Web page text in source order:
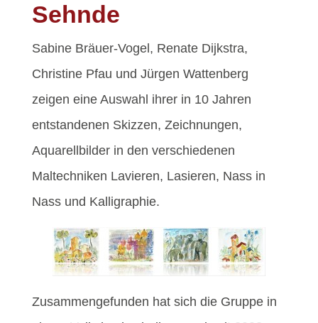
Sehnde
Sabine Bräuer-Vogel, Renate Dijkstra,
Christine Pfau und Jürgen Wattenberg
zeigen eine Auswahl ihrer in 10 Jahren
entstandenen Skizzen, Zeichnungen,
Aquarellbilder in den verschiedenen
Maltechniken Lavieren, Lasieren, Nass in
Nass und Kalligraphie.
Zusammengefunden hat sich die Gruppe in